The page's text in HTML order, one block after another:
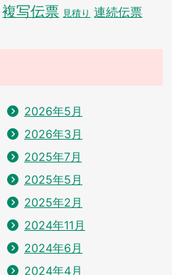
複写伝票 見積り 連続伝票
2026年5月
2026年3月
2025年7月
2025年5月
2025年2月
2024年11月
2024年6月
2024年4月